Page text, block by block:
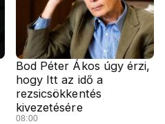
Bod Péter Ákos úgy érzi,
hogy Itt az idő a
rezsicsökkentés
kivezetésére
08:00